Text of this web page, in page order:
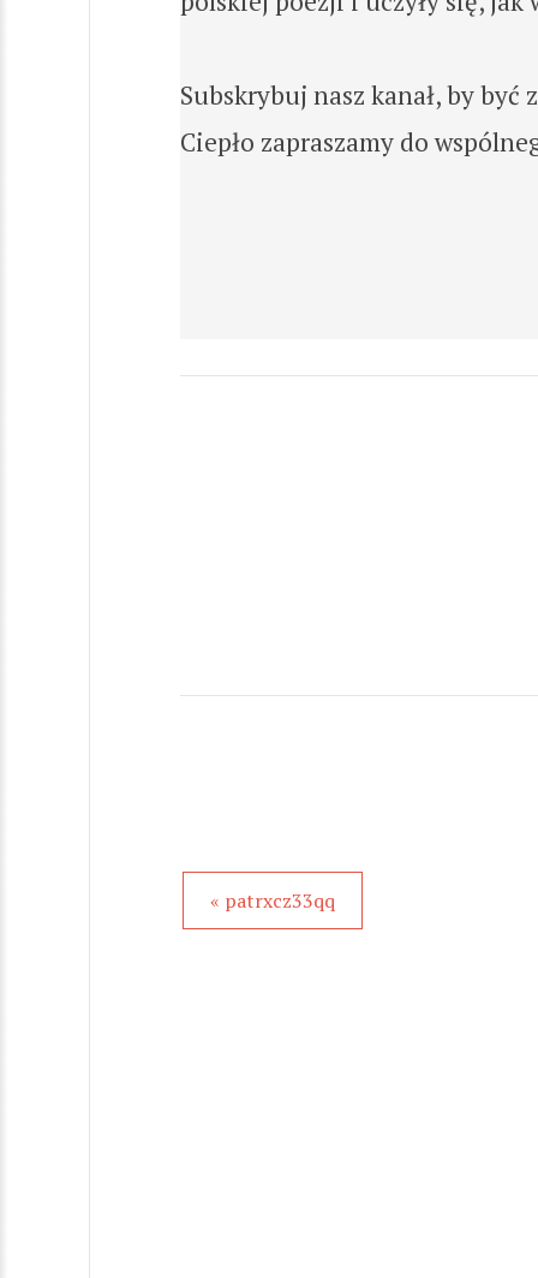
Subskrybuj nasz kanał, by
Ciepło zapraszamy do
« patrxcz33qq